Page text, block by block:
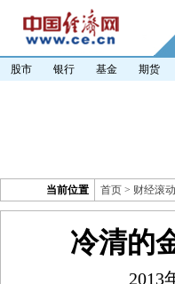
股市
银行 基金 期货
当前位置 首页 > 财经滚
冷清的
2013